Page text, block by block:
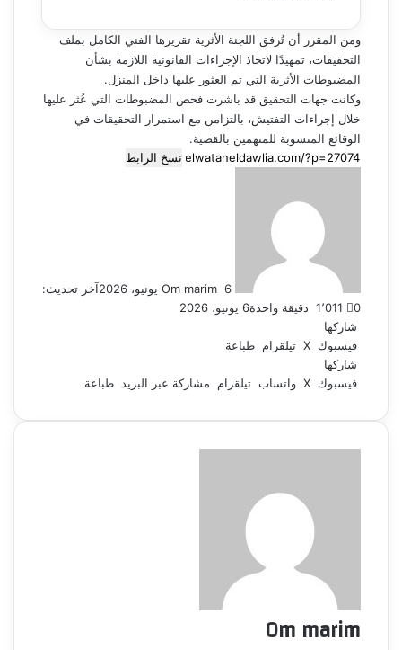
ومن المقرر أن تُرفق اللجنة الأثرية تقريرها الفني الكامل بملف
التحقيقات، تمهيدًا لاتخاذ الإجراءات القانونية اللازمة بشأن
المضبوطات الأثرية التي تم العثور عليها داخل المنزل.
وكانت جهات التحقيق قد باشرت فحص المضبوطات التي عُثر عليها
خلال إجراءات التفتيش، بالتزامن مع استمرار التحقيقات في
الوقائع المنسوبة للمتهمين بالقضية.
نسخ الرابط
Om marim 6 يونيو، 2026
آخر تحديث:
6 يونيو، 2026
0
دقيقة واحدة
شاركها
فيسبوك ‫X تيلقرام طباعة
شاركها
فيسبوك ‫X واتساب تيلقرام مشاركة عبر البريد طباعة
Om marim